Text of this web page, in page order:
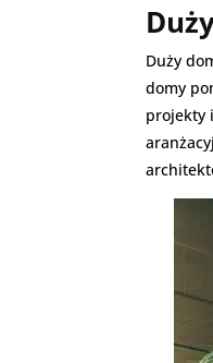
Duży
domy
projekty